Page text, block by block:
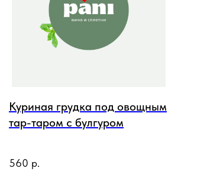
Куриная грудка под овощным
тар-таром с булгуром
560 р.